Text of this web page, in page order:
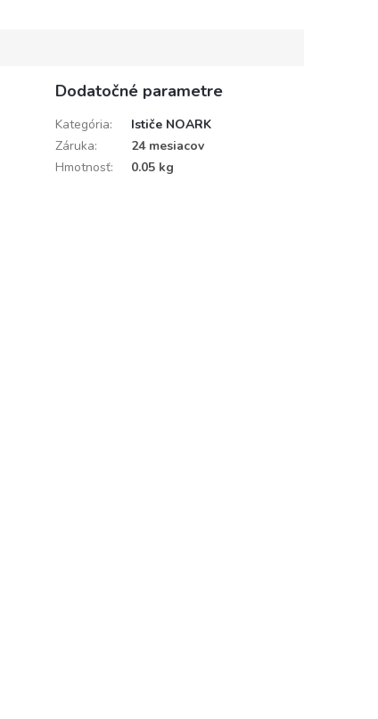
Dodatočné parametre
Kategória:
Ističe NOARK
Záruka:
24 mesiacov
Hmotnosť: 0.05 kg